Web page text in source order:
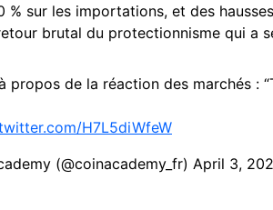
% sur les importations, et des
brutal du protectionnisme qui a
propos de la réaction des marchés :
H7L5diWfeW
(@coinacademy_fr) April 3,